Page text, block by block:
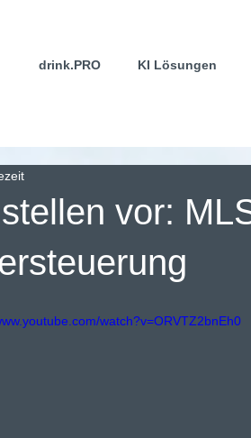
drink.PRO KI Lösungen
vor:
watch?v=ORVTZ2bnEh0